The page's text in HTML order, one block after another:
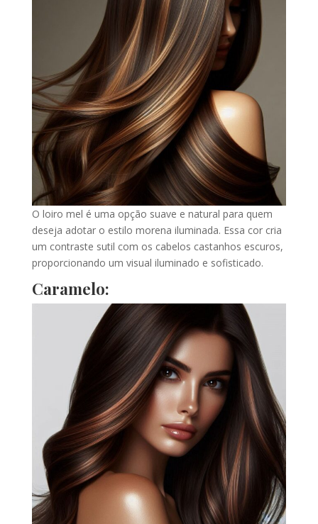
O loiro mel é uma opção suave e natural para quem
deseja adotar o estilo morena iluminada. Essa cor cria
um contraste sutil com os cabelos castanhos escuros,
proporcionando um visual iluminado e sofisticado.
Caramelo: